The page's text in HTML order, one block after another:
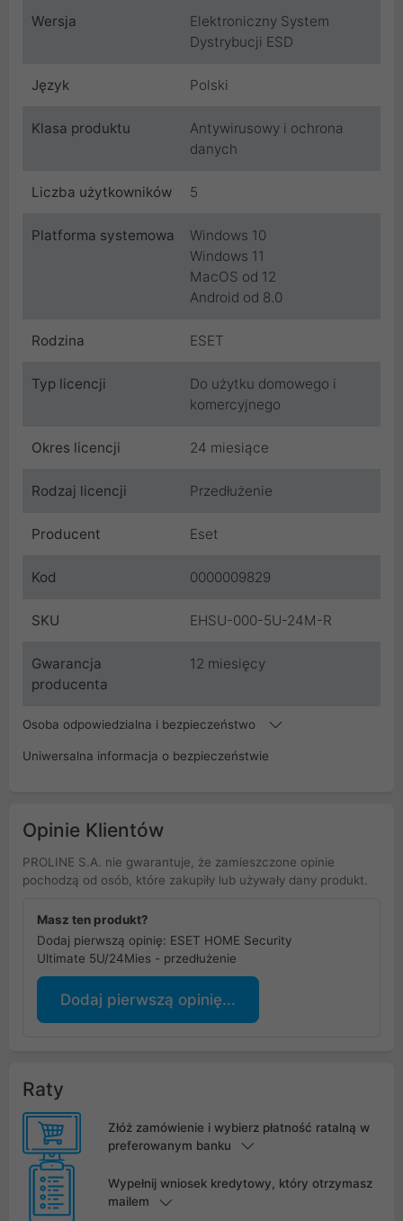
Wersja
Elektroniczny System
Dystrybucji ESD
Język Polski
Klasa produktu
Antywirusowy i ochrona
danych
Liczba użytkowników 5
Platforma systemowa
Windows 10
Windows 11
MacOS od 12
Android od 8.0
Rodzina ESET
Typ licencji
Do użytku domowego i
komercyjnego
Okres licencji 24 miesiące
Rodzaj licencji Przedłużenie
Producent Eset
Kod 0000009829
SKU EHSU-000-5U-24M-R
Gwarancja
producenta
12 miesięcy
Osoba odpowiedzialna i bezpieczeństwo
Uniwersalna informacja o bezpieczeństwie
Opinie Klientów
PROLINE S.A. nie gwarantuje, że zamieszczone opinie
pochodzą od osób, które zakupiły lub używały dany produkt.
Masz ten produkt?
Dodaj pierwszą opinię: ESET HOME Security
Ultimate 5U/24Mies - przedłużenie
Dodaj pierwszą opinię...
Raty
Złóż zamówienie i wybierz płatność ratalną w
preferowanym banku
Wypełnij wniosek kredytowy, który otrzymasz
mailem